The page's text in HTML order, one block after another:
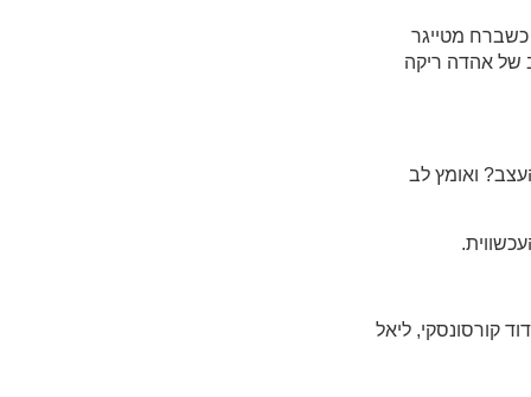
מטייגר
של אהדה ריקה
ואומץ לב
קורסונסקי, ליאל